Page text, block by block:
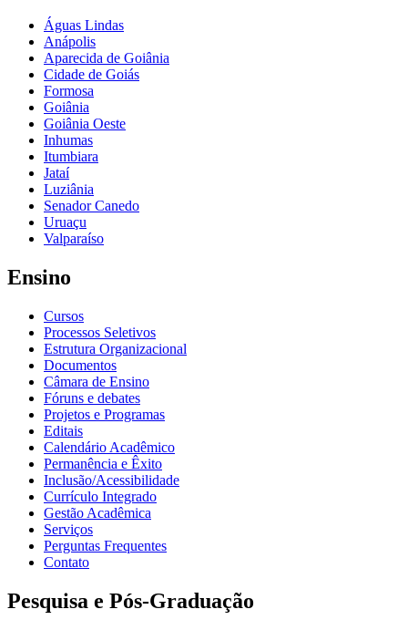
Águas Lindas
Anápolis
Aparecida de Goiânia
Cidade de Goiás
Formosa
Goiânia
Goiânia Oeste
Inhumas
Itumbiara
Jataí
Luziânia
Senador Canedo
Uruaçu
Valparaíso
Ensino
Cursos
Processos Seletivos
Estrutura Organizacional
Documentos
Câmara de Ensino
Fóruns e debates
Projetos e Programas
Editais
Calendário Acadêmico
Permanência e Êxito
Inclusão/Acessibilidade
Currículo Integrado
Gestão Acadêmica
Serviços
Perguntas Frequentes
Contato
Pesquisa e Pós-Graduação